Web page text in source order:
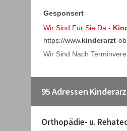
95 Adressen
Orthopädie- u.